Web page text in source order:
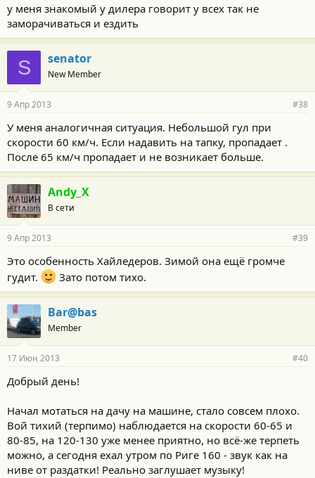
у меня знакомый у дилера говорит у всех так не
заморачиваться и ездить
S senator
New Member
9 Апр 2013 #38
У меня аналогичная ситуация. Небольшой гул при
скорости 60 км/ч. Если надавить на тапку, пропадает .
После 65 км/ч пропадает и не возникает больше.
Andy_X
В сети
9 Апр 2013 #39
Это особенность Хайледеров. Зимой она ещё громче
гудит.
Зато потом тихо.
Bar@bas
Member
17 Июн 2013 #40
Добрый день!
Начал мотаться на дачу на машине, стало совсем плохо.
Вой тихий (терпимо) наблюдается на скорости 60-65 и
80-85, на 120-130 уже менее приятно, но всё-же терпеть
можно, а сегодня ехал утром по Риге 160 - звук как на
ниве от раздатки! Реально заглушает музыку!